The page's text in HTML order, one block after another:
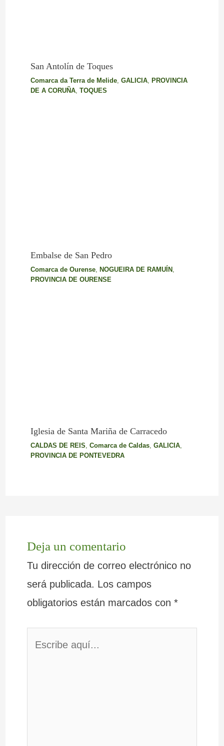
San Antolín de Toques
Comarca da Terra de Melide, GALICIA,
PROVINCIA
DE A CORUÑA, TOQUES
Embalse de San Pedro
Comarca de Ourense, NOGUEIRA DE RAMUÍN ,
PROVINCIA DE OURENSE
Iglesia de Santa Mariña de Carracedo
CALDAS DE REIS, Comarca de Caldas, GALICIA,
PROVINCIA DE PONTEVEDRA
Deja un comentario
Tu dirección de correo electrónico no
será publicada. Los campos
obligatorios están marcados con *